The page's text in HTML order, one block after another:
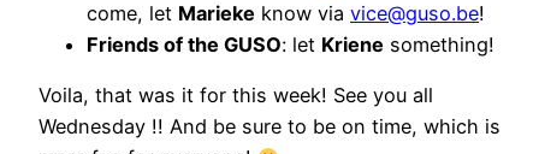
come, let Marieke know via vice@guso.be!
Friends of the GUSO: let Kriene something!
Voila, that was it for this week! See you all
Wednesday !! And be sure to be on time, which is